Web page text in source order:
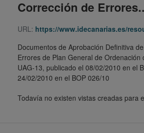
Corrección de
URL: https://www.idecanarias.es/resources/PLA_ENP_URB/
Documentos de Aprobación Definitiva
Errores de Plan General de Ordenación
UAG-13, publicado el 08/02/2010 en el
24/02/2010 en el BOP 026/10
Todavía no existen vistas creadas para